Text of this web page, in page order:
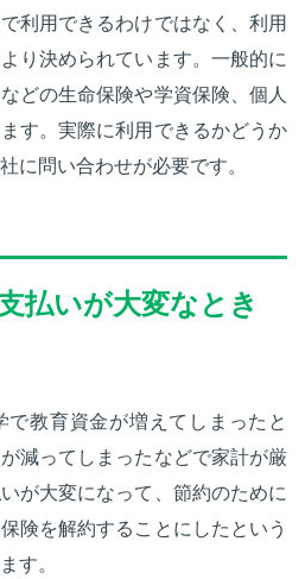
利用できるわけではなく、利用
り決められています。一般的に
どの生命保険や学資保険、個人
す。実際に利用できるかどうか
に問い合わせが必要です。
払いが大変なとき
で教育資金が増えてしまったと
減ってしまったなどで家計が厳
が大変になって、節約のために
険を解約することにしたという
す。